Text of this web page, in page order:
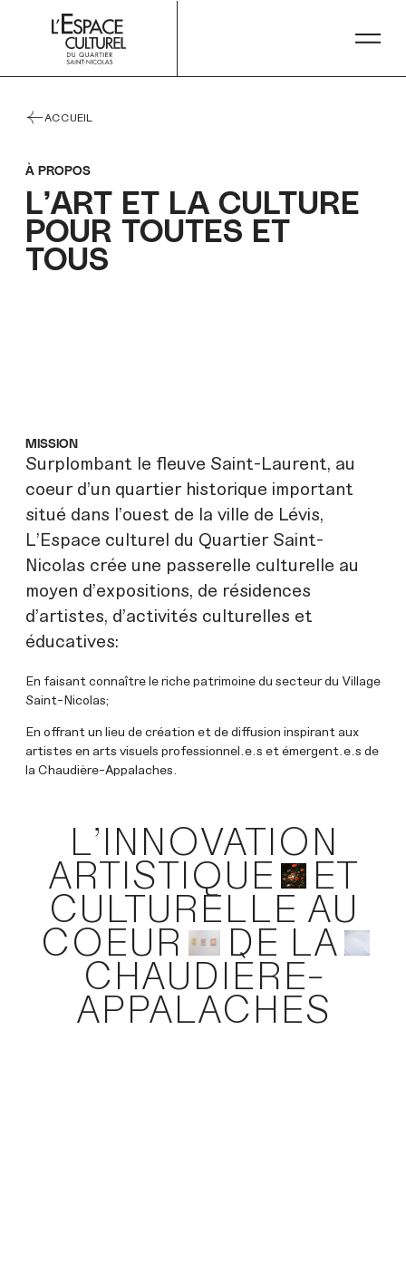
NOUS JOINDRE PLANIFIER MA VISITE
ACCUEIL
À PROPOS
L’ART ET LA CULTURE
POUR TOUTES ET
TOUS
MISSION
Surplombant le fleuve Saint-Laurent, au
coeur d’un quartier historique important
situé dans l’ouest de la ville de Lévis,
L’Espace culturel du Quartier Saint-
Nicolas crée une passerelle culturelle au
moyen d’expositions, de résidences
d’artistes, d’activités culturelles et
éducatives:
En faisant connaître le riche patrimoine du secteur du Village
Saint-Nicolas;
En offrant un lieu de création et de diffusion inspirant aux
artistes en arts visuels professionnel.e.s et émergent.e.s de
la Chaudière-Appalaches.
L’INNOVATION
ARTISTIQUE ET
CULTURELLE AU
COEUR DE LA
CHAUDIÈRE-
APPALACHES